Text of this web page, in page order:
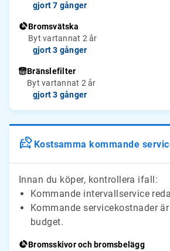
gjort 7 gånger
Bromsvätska
Byt vartannat 2 år
gjort 3 gånger
Bränslefilter
Byt vartannat 2 år
gjort 3 gånger
Kostsamma kommande
Innan du köper, kontrollera ifall:
Kommande intervallservice
Kommande servicekostnader
budget.
Bromsskivor och bromsbelägg